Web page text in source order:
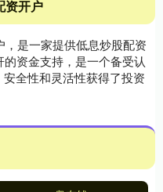
资开户
是一家提供低息炒股配资
资金支持，是一个备受认
全性和灵活性获得了投资